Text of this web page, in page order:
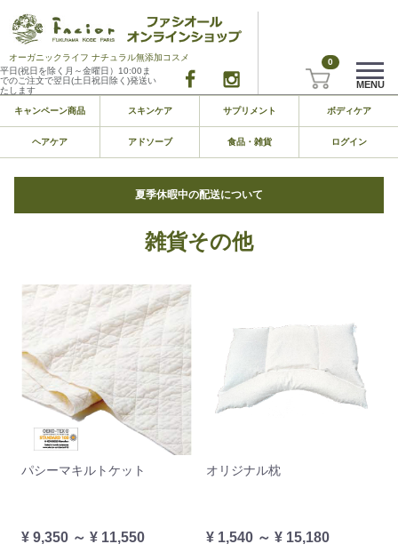
オーガニックライフ ナチュラル無添加コスメ
平日(祝日を除く月～金曜日）10:00ま
でのご注文で翌日(土日祝日除く)発送い
たします
0
MENU
キャンペーン商品 スキンケア サプリメント ボディケア
ヘアケア アドソーブ 食品・雑貨 ログイン
夏季休暇中の配送について
雑貨その他
パシーマキルトケット
¥ 9,350 ～ ¥ 11,550
オリジナル枕
¥ 1,540 ～ ¥ 15,180